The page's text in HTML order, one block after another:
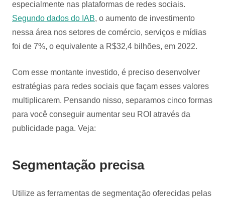
especialmente nas plataformas de redes sociais.
Segundo dados do IAB, o aumento de investimento
nessa área nos setores de comércio, serviços e mídias
foi de 7%, o equivalente a R$32,4 bilhões, em 2022.
Com esse montante investido, é preciso desenvolver
estratégias para redes sociais que façam esses valores
multiplicarem. Pensando nisso, separamos cinco formas
para você conseguir aumentar seu ROI através da
publicidade paga. Veja:
Segmentação precisa
Utilize as ferramentas de segmentação oferecidas pelas